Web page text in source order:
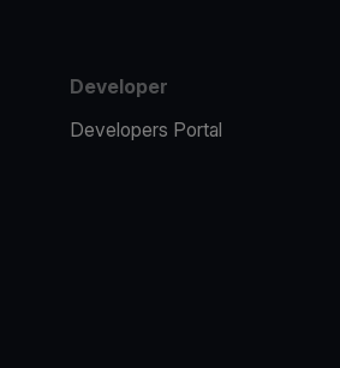
Developer
Developers Portal